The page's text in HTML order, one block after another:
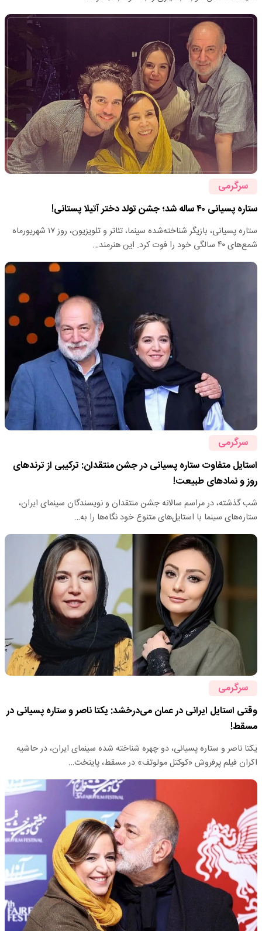
سرگرمی
ستاره پسیانی ۴۰ ساله شد؛ جشن تولد دختر آتیلا پستانی!
ستاره پسیانی، بازیگر شناخته‌شده سینما، تئاتر و تلویزیون، روز ۱۷ شهریورماه
شمع‌های ۴۰ سالگی خود را فوت کرد. این هنرمند…
سرگرمی
استایل متفاوت ستاره پسیانی در جشن منتقدان: ترکیبی از ترندهای
روز و نمادهای طبیعت!
شب گذشته، در مراسم سالانه جشن منتقدان و نویسندگان سینمای ایران،
ستاره‌های سینما با استایل‌های متنوع خود نگاه‌ها را به…
سرگرمی
وقتی استایل ایرانی در عمان می‌درخشد: یکتا ناصر و ستاره پسیانی در
مسقط!
یکتا ناصر و ستاره پسیانی، دو چهره شناخته شده سینمای ایران، در حاشیه
اکران فیلم پرفروش «کوکتل مولوتف» در مسقط، پایتخت…